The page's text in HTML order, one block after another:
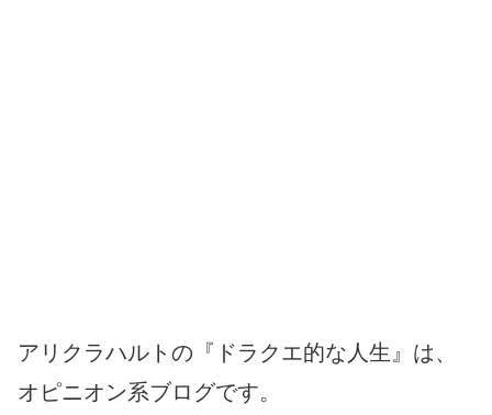
アリクラハルトの『ドラクエ的な人生』は、
オピニオン系ブログです。